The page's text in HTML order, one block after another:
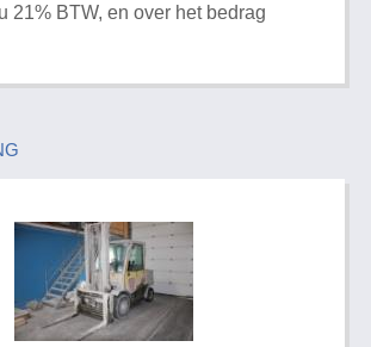
21% BTW, en over het bedrag